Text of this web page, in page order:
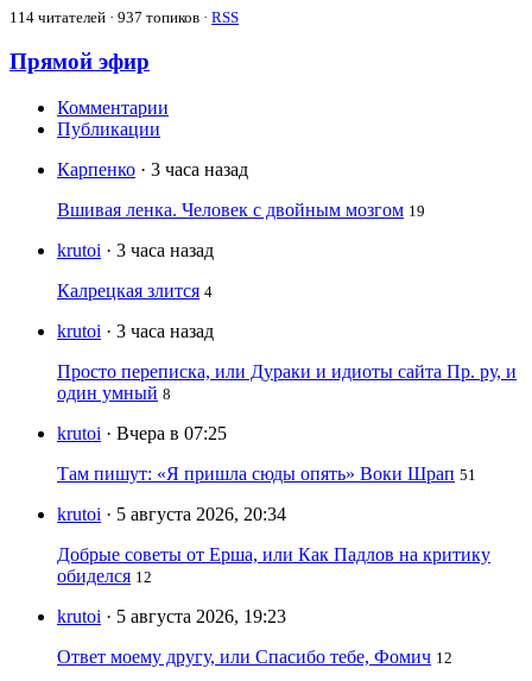
114 читателей · 937 топиков · RSS
Прямой эфир
Комментарии
Публикации
Карпенко · 3 часа назад
Вшивая ленка. Человек с двойным мозгом 19
krutoi · 3 часа назад
Калрецкая злится 4
krutoi · 3 часа назад
Просто переписка, или Дураки и идиоты сайта Пр. ру, и
один умный 8
krutoi · Вчера в 07:25
Там пишут: «Я пришла сюды опять» Воки Шрап 51
krutoi · 5 августа 2026, 20:34
Добрые советы от Ерша, или Как Падлов на критику
обиделся 12
krutoi · 5 августа 2026, 19:23
Ответ моему другу, или Спасибо тебе, Фомич 12